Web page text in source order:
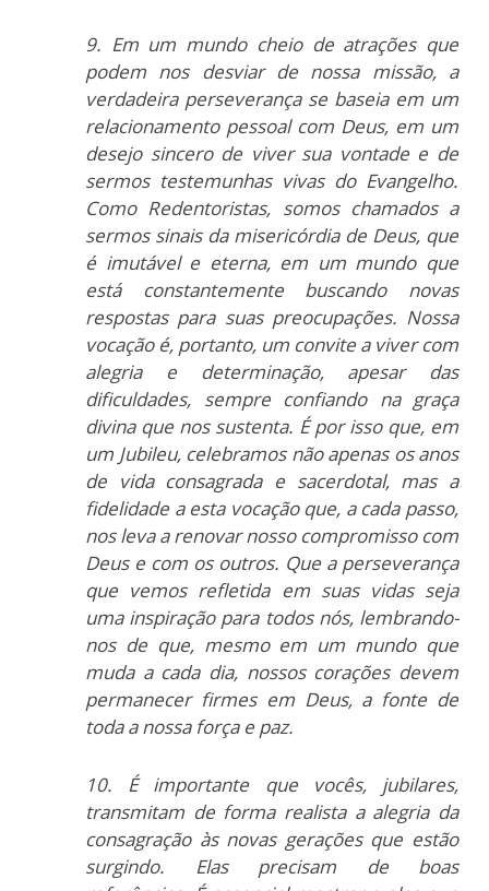
9. Em um mundo cheio de atrações que
podem nos desviar de nossa missão, a
verdadeira perseverança se baseia em um
relacionamento pessoal com Deus, em um
desejo sincero de viver sua vontade e de
sermos testemunhas vivas do Evangelho.
Como Redentoristas, somos chamados a
sermos sinais da misericórdia de Deus, que
é imutável e eterna, em um mundo que
está constantemente buscando novas
respostas para suas preocupações. Nossa
vocação é, portanto, um convite a viver com
alegria e determinação, apesar das
dificuldades, sempre confiando na graça
divina que nos sustenta. É por isso que, em
um Jubileu, celebramos não apenas os anos
de vida consagrada e sacerdotal, mas a
fidelidade a esta vocação que, a cada passo,
nos leva a renovar nosso compromisso com
Deus e com os outros. Que a perseverança
que vemos refletida em suas vidas seja
uma inspiração para todos nós, lembrando-
nos de que, mesmo em um mundo que
muda a cada dia, nossos corações devem
permanecer firmes em Deus, a fonte de
toda a nossa força e paz.
10. É importante que vocês, jubilares,
transmitam de forma realista a alegria da
consagração às novas gerações que estão
surgindo. Elas precisam de boas